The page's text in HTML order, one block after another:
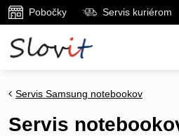
Pobočky Servis kuriérom
Servis Samsung notebookov
Servis